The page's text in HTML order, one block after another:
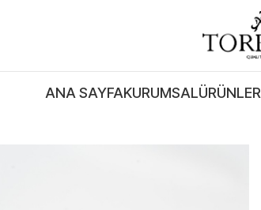
ANA SAYFAKURUMSALÜRÜNLER